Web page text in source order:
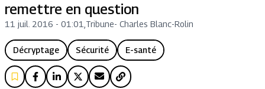
remettre en question
11 juil. 2016 - 01:01 Tribune- Charles Blanc-Rolin
Décryptage Sécurité E-santé